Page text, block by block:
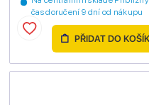
čas doručení 9 dní od nákupu
PŘIDAT DO